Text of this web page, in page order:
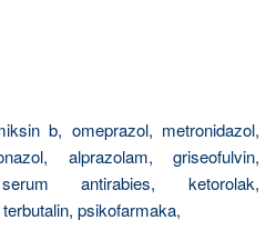
b, omeprazol, metronidazol,
alprazolam, griseofulvin,
antirabies, ketorolak,
psikofarmaka,